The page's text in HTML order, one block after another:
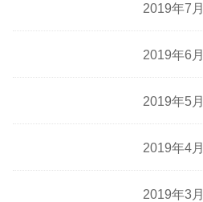
2019年7月
2019年6月
2019年5月
2019年4月
2019年3月